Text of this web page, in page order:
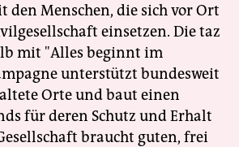
den Menschen, die sich vor Ort
einsetzen. Die taz
mit "Alles beginnt im
unterstützt bundesweit
Orte und baut einen
für deren Schutz und Erhalt
braucht guten, frei